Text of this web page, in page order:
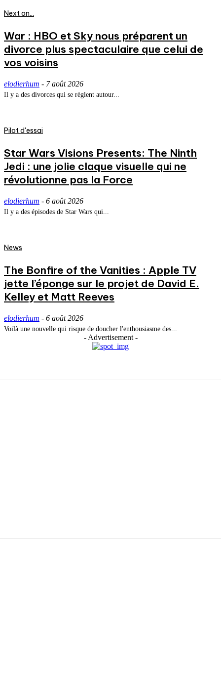
Next on...
War : HBO et Sky nous préparent un
divorce plus spectaculaire que celui de
vos voisins
elodierhum - 7 août 2026
Il y a des divorces qui se règlent autour...
Pilot d'essai
Star Wars Visions Presents: The Ninth
Jedi : une jolie claque visuelle qui ne
révolutionne pas la Force
elodierhum - 6 août 2026
Il y a des épisodes de Star Wars qui...
News
The Bonfire of the Vanities : Apple TV
jette l’éponge sur le projet de David E.
Kelley et Matt Reeves
elodierhum - 6 août 2026
Voilà une nouvelle qui risque de doucher l'enthousiasme des...
- Advertisement -